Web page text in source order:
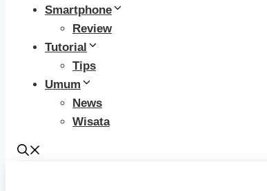
Smartphone
Review
Tutorial
Tips
Umum
News
Wisata